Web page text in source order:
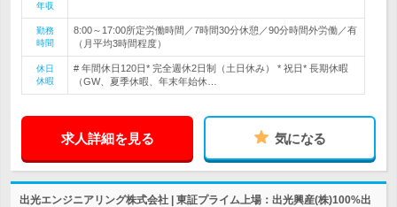
年収
勤務
時間
8:00～17:00所定労働時間／7時間30分休憩／90分時間外労働／有
（月平均3時間程度）
休日
休暇
# 年間休日120日* 完全週休2日制（土日休み） * 祝日* 長期休暇
（GW、夏季休暇、年末年始休…
求人詳細を見る 気になる
出光エンジニアリング株式会社 | 東証プライム上場：出光興産(株)100%出